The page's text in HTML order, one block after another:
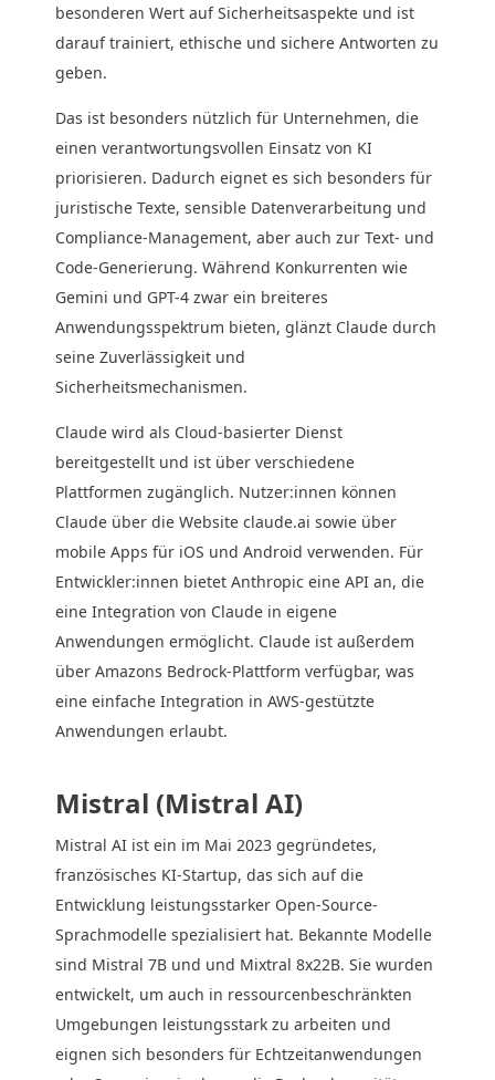
besonderen Wert auf Sicherheitsaspekte und ist
darauf trainiert, ethische und sichere Antworten zu
geben.
Das ist besonders nützlich für Unternehmen, die
einen verantwortungsvollen Einsatz von KI
priorisieren. Dadurch eignet es sich besonders für
juristische Texte, sensible Datenverarbeitung und
Compliance-Management, aber auch zur Text- und
Code-Generierung. Während Konkurrenten wie
Gemini und GPT-4 zwar ein breiteres
Anwendungsspektrum bieten, glänzt Claude durch
seine Zuverlässigkeit und
Sicherheitsmechanismen.
Claude wird als Cloud-basierter Dienst
bereitgestellt und ist über verschiedene
Plattformen zugänglich. Nutzer:innen können
Claude über die Website claude.ai sowie über
mobile Apps für iOS und Android verwenden. Für
Entwickler:innen bietet Anthropic eine API an, die
eine Integration von Claude in eigene
Anwendungen ermöglicht. Claude ist außerdem
über Amazons Bedrock-Plattform verfügbar, was
eine einfache Integration in AWS-gestützte
Anwendungen erlaubt.
Mistral (Mistral AI)
Mistral AI ist ein im Mai 2023 gegründetes,
französisches KI-Startup, das sich auf die
Entwicklung leistungsstarker Open-Source-
Sprachmodelle spezialisiert hat. Bekannte Modelle
sind Mistral 7B und und Mixtral 8x22B. Sie wurden
entwickelt, um auch in ressourcenbeschränkten
Umgebungen leistungsstark zu arbeiten und
eignen sich besonders für Echtzeitanwendungen